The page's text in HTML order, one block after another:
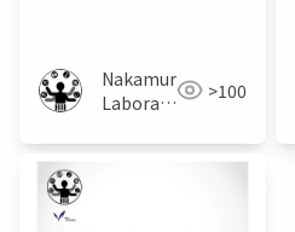
Nakamura
Laboratory
University)
>100